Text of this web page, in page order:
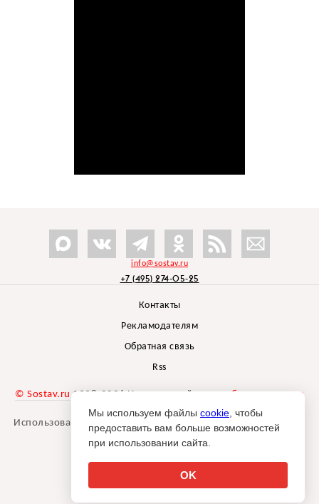
info@sostav.ru
+7 (495) 274-05-25
Контакты
Рекламодателям
Обратная связь
Rss
© Sostav.ru 1998-2026 Независимый проектбрендингового
агентства Depot
Использование материалов Sostav.ru допустимо только при
указании источника.
Мы используем файлы cookie , чтобы
предоставить вам больше возможностей
при использовании сайта.
OK